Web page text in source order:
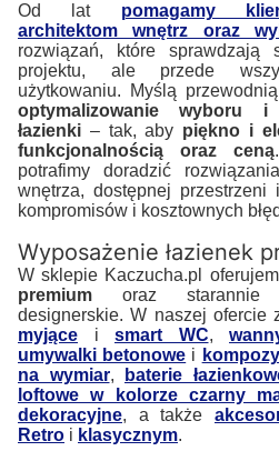
Od lat pomagamy
architektom wnętrz oraz
rozwiązań, które
projektu, ale przede
użytkowaniu. Myślą
optymalizowanie wyboru i
łazienki – tak, aby piękno i
funkcjonalnością oraz ceną
potrafimy doradzić
wnętrza, dostępnej
kompromisów i kosztownych
Wyposażenie łazienek
W sklepie Kaczucha.pl
premium oraz starannie
designerskie. W naszej ofercie
myjące i smart WC,
umywalki betonowe i
na wymiar, baterie
loftowe w kolorze czarny
dekoracyjne, a także
Retro i klasycznym.